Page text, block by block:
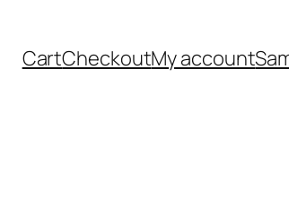
CartCheckoutMy account